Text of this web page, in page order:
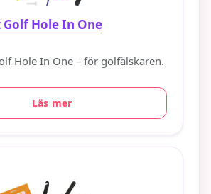
Hole In One
Hole In One – för golfälskaren.
Läs mer